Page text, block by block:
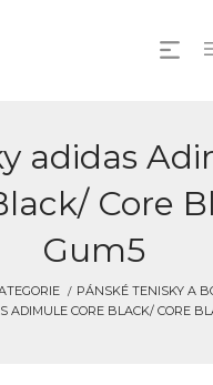
adidas
Core
Gum5
PÁNSKÉ TENISKY A
ADIMULE CORE BLACK/ CORE